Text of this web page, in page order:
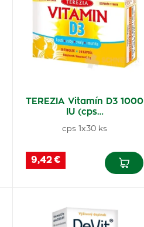
TEREZIA Vitamín D3 1000
IU (cps…
cps 1x30 ks
9,42 €